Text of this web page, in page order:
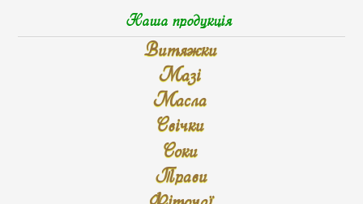
Наша продукція
Витяжки
Мазі
Масла
Свічки
Соки
Трави